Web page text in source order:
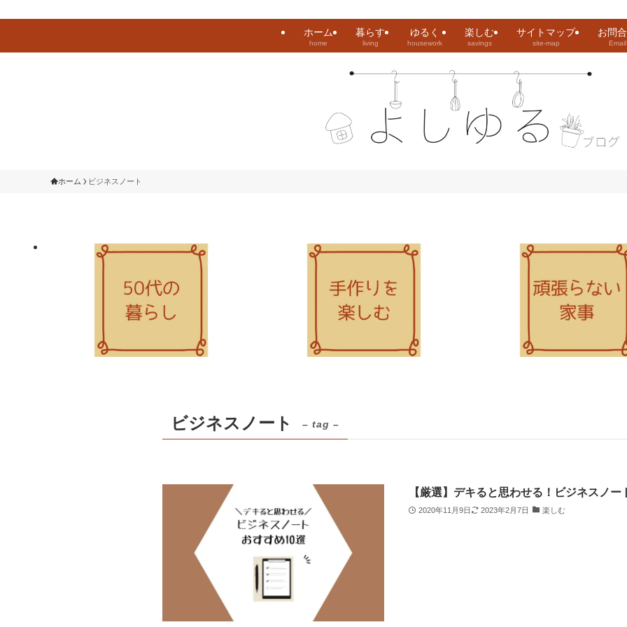
ホーム
home
暮らす
living
ゆるく
housework
楽しむ
savings
サイトマップ
site-map
お問
Email
ホーム ビジネスノート
ビジネスノート – tag –
【厳選】デキると思わせる！ビジネスノー
2020年11月9日 2023年2月7日 楽しむ